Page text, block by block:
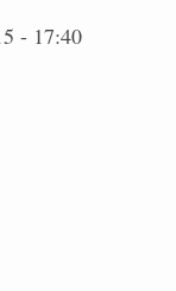
- 17:40